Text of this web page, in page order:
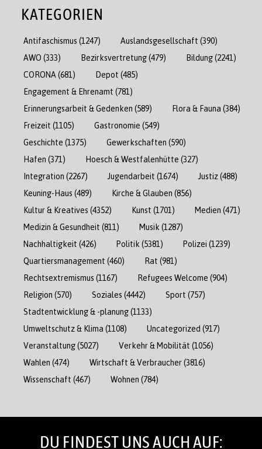
KATEGORIEN
Antifaschismus (1247) Auslandsgesellschaft (390)
AWO (333) Bezirksvertretung(479) Bildung(2241)
CORONA (681) Depot (485)
Engagement & Ehrenamt (781)
Erinnerungsarbeit & Gedenken (589) Flora & Fauna (384)
Freizeit (1105) Gastronomie (549)
Geschichte (1375) Gewerkschaften (590)
Hafen (371) Hoesch & Westfalenhütte (327)
Integration (2267) Jugendarbeit (1674) Justiz(488)
Keuning-Haus (489) Kirche & Glauben (856)
Kultur & Kreatives (4352) Kunst (1701) Medien (471)
Medizin & Gesundheit (811) Musik (1287)
Nachhaltigkeit (426) Politik (5381) Polizei (1239)
Quartiersmanagement (460) Rat (981)
Rechtsextremismus (1167) Refugees Welcome (904)
Religion (570) Soziales (4442) Sport (757)
Stadtentwicklung & -planung(1133)
Umweltschutz & Klima (1108) Uncategorized (917)
Veranstaltung(5027) Verkehr & Mobilität (1056)
Wahlen (474) Wirtschaft & Verbraucher(3816)
Wissenschaft (467) Wohnen (784)
DU FINDEST UNS AUCH AUF: